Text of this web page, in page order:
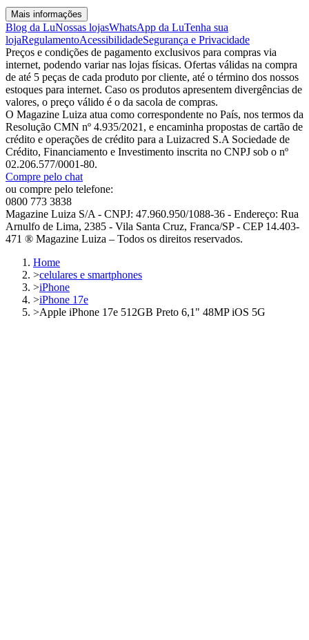
Mais informações
Blog da LuNossas lojasWhatsApp da LuTenha sua
lojaRegulamentoAcessibilidadeSegurança e Privacidade
Preços e condições de pagamento exclusivos para compras via
internet, podendo variar nas lojas físicas. Ofertas válidas na compra
de até 5 peças de cada produto por cliente, até o término dos nossos
estoques para internet. Caso os produtos apresentem divergências de
valores, o preço válido é o da sacola de compras.
O Magazine Luiza atua como correspondente no País, nos termos da
Resolução CMN nº 4.935/2021, e encaminha propostas de cartão de
crédito e operações de crédito para a Luizacred S.A Sociedade de
Crédito, Financiamento e Investimento inscrita no CNPJ sob o nº
02.206.577/0001-80.
Compre pelo chat
ou compre pelo telefone:
0800 773 3838
Magazine Luiza S/A - CNPJ: 47.960.950/1088-36 - Endereço: Rua
Arnulfo de Lima, 2385 - Vila Santa Cruz, Franca/SP - CEP 14.403-
471 ® Magazine Luiza – Todos os direitos reservados.
Home
>celulares e smartphones
>iPhone
>iPhone 17e
>Apple iPhone 17e 512GB Preto 6,1" 48MP iOS 5G